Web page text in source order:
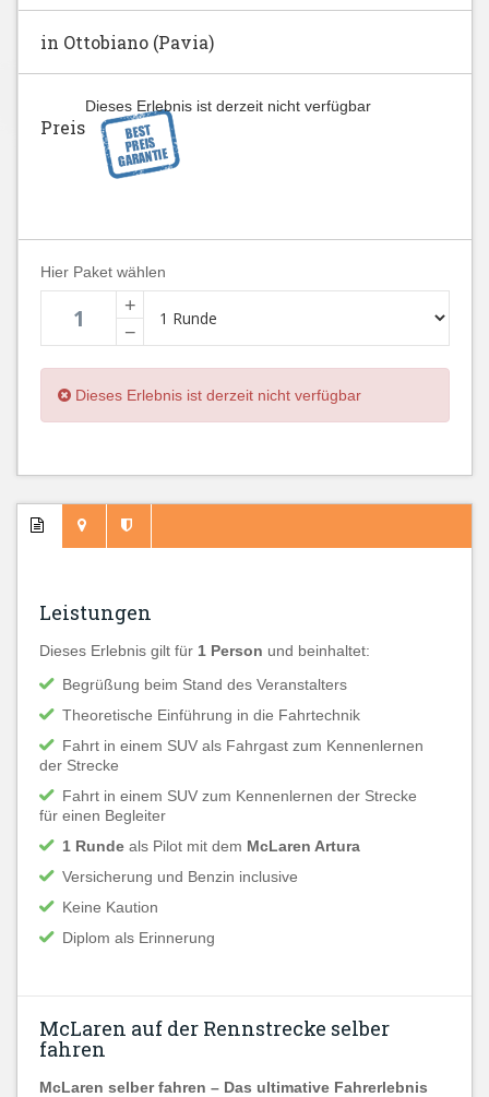
in Ottobiano (Pavia)
Dieses Erlebnis ist derzeit nicht verfügbar
Preis
Hier Paket wählen
+
−
Dieses Erlebnis ist derzeit nicht verfügbar
Leistungen
Dieses Erlebnis gilt für 1 Person und beinhaltet:
Begrüßung beim Stand des Veranstalters
Theoretische Einführung in die Fahrtechnik
Fahrt in einem SUV als Fahrgast zum Kennenlernen
der Strecke
Fahrt in einem SUV zum Kennenlernen der Strecke
für einen Begleiter
1 Runde als Pilot mit dem McLaren Artura
Versicherung und Benzin inclusive
Keine Kaution
Diplom als Erinnerung
McLaren auf der Rennstrecke selber
fahren
McLaren selber fahren – Das ultimative Fahrerlebnis